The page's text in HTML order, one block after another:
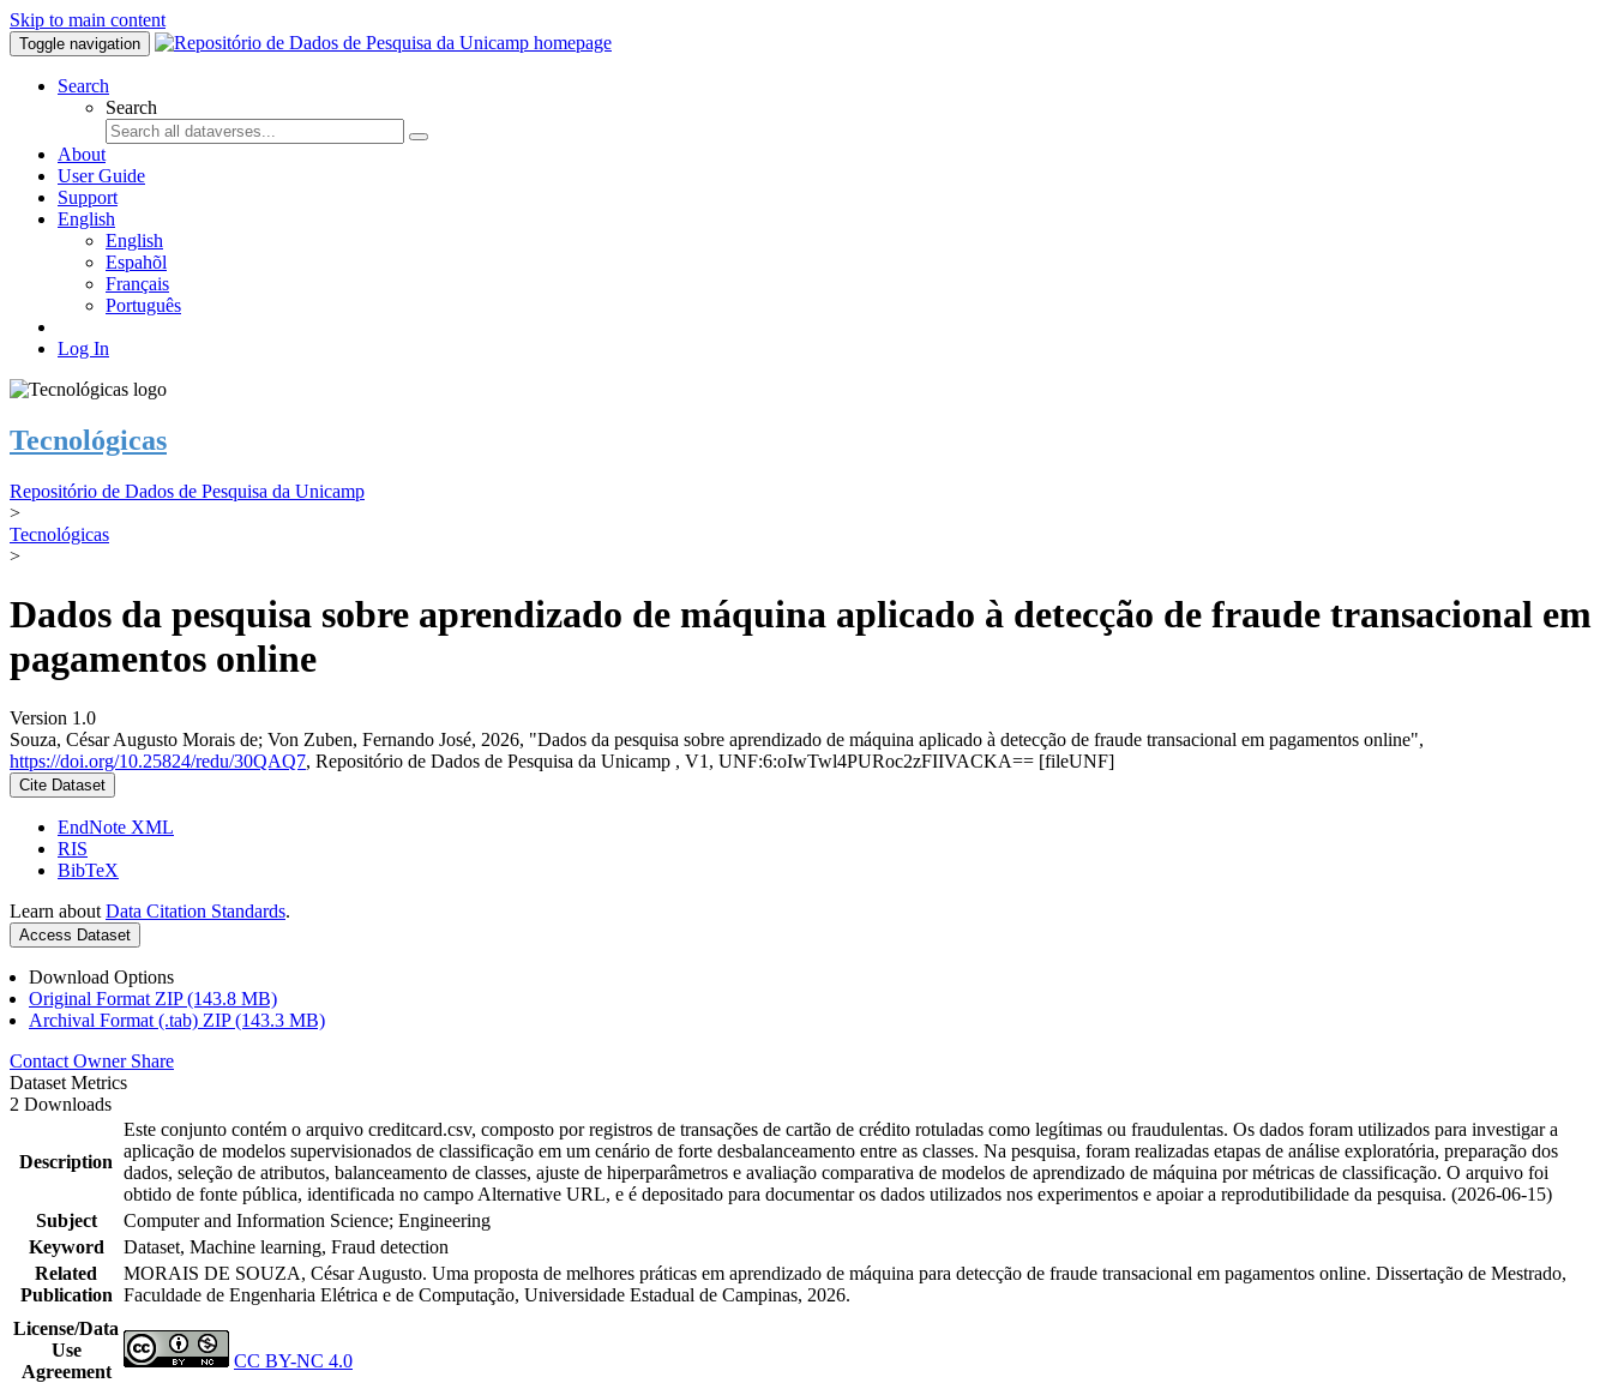
Skip to main content
Toggle navigation
Search
Search
About
User Guide
Support
English
English
Espahõl
Français
Português
Log In
Tecnológicas
Repositório de Dados de Pesquisa da Unicamp
>
Tecnológicas
>
Dados da pesquisa sobre aprendizado de máquina aplicado à detecção de fraude transacional em
pagamentos online
Version 1.0
Souza, César Augusto Morais de; Von Zuben, Fernando José, 2026, "Dados da pesquisa sobre aprendizado de máquina aplicado à detecção de fraude transacional em pagamentos online",
https://doi.org/10.25824/redu/30QAQ7, Repositório de Dados de Pesquisa da Unicamp , V1, UNF:6:oIwTwl4PURoc2zFIIVACKA== [fileUNF]
Cite Dataset
EndNote XML
RIS
BibTeX
Learn about Data Citation Standards.
Access Dataset
Download Options
Original Format ZIP (143.8 MB)
Archival Format (.tab) ZIP (143.3 MB)
Contact Owner Share
Dataset Metrics
2 Downloads
Description
Este conjunto contém o arquivo creditcard.csv, composto por registros de transações de cartão de crédito rotuladas como legítimas ou fraudulentas. Os dados foram utilizados para investigar a
aplicação de modelos supervisionados de classificação em um cenário de forte desbalanceamento entre as classes. Na pesquisa, foram realizadas etapas de análise exploratória, preparação dos
dados, seleção de atributos, balanceamento de classes, ajuste de hiperparâmetros e avaliação comparativa de modelos de aprendizado de máquina por métricas de classificação. O arquivo foi
obtido de fonte pública, identificada no campo Alternative URL, e é depositado para documentar os dados utilizados nos experimentos e apoiar a reprodutibilidade da pesquisa. (2026-06-15)
Subject
Computer and Information Science; Engineering
Keyword
Dataset, Machine learning, Fraud detection
Related
Publication
MORAIS DE SOUZA, César Augusto. Uma proposta de melhores práticas em aprendizado de máquina para detecção de fraude transacional em pagamentos online. Dissertação de Mestrado,
Faculdade de Engenharia Elétrica e de Computação, Universidade Estadual de Campinas, 2026.
License/Data
Use
Agreement
CC BY-NC 4.0